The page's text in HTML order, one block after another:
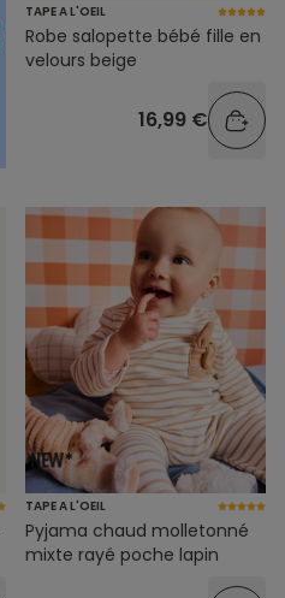
TAPE A L'OEIL
Robe salopette bébé fille en
velours beige
16,99 €
TAPE A L'OEIL
Pyjama chaud molletonné
mixte rayé poche lapin